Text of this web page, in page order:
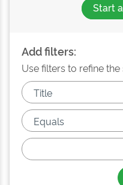
Start
Add filters:
Use filters to refine